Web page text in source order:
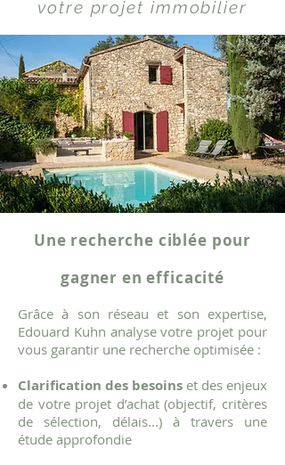
votre projet immobilier
Une recherche ciblée pour
gagner en efficacité
Grâce à son réseau et son expertise,
Edouard Kuhn analyse votre projet pour
vous garantir une recherche optimisée :
Clarification des besoins et des enjeux
de votre projet d’achat (objectif, critères
de sélection, délais...) à travers une
étude approfondie